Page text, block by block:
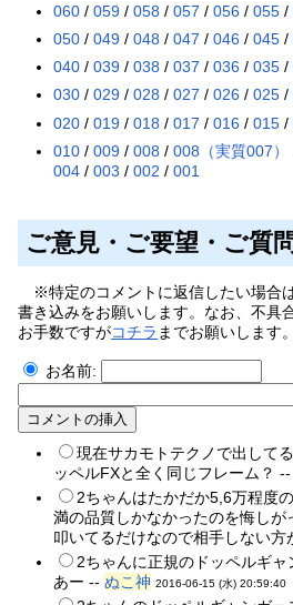
060 /059 /058 /057 /056 /055 /
050 /049 /048 /047 /046 /045 /
040 /039 /038 /037 /036 /035 /
030 /029 /028 /027 /026 /025 /
020 /019 /018 /017 /016 /015 /
010 /009 /008 /008（実質007）
004 /003 /002 /001
ご意見・ご要望・ご質問
※特定のコメントに返信したい場合
書き込みをお願いします。なお、不具
お手数ですがコチラ までお願いします。
お名前:
現在サカモトテクノで出して
ッペルFXと全く同じフレーム？
2ちゃんはたかだか5,6万程度
満の品質しかなかったのを悔しが
叩いてるだけなので相手しない
2ちゃんに正規のドッペルギ
あー --ぬこ神 2016-06-15 (水) 20:59:40